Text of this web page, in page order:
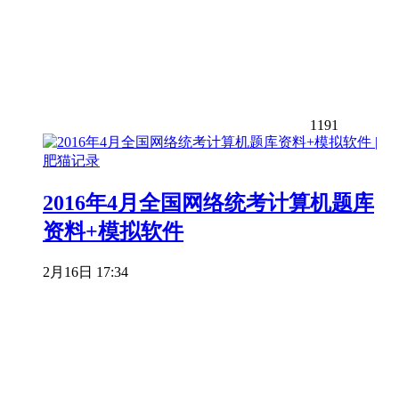
1191
2016年4月全国网络统考计算机题库
资料+模拟软件
2月16日 17:34